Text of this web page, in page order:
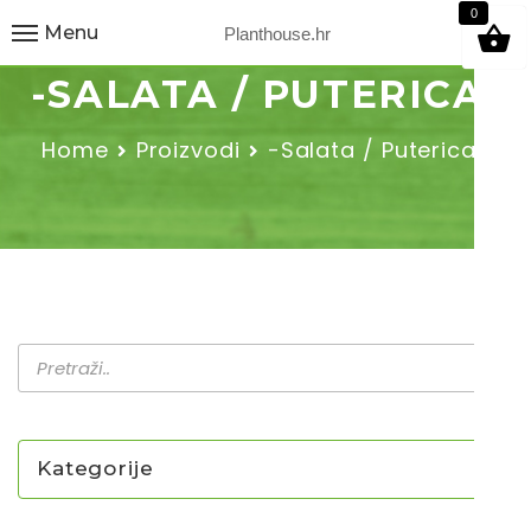
Planthouse.hr
Menu
9
-SALATA / PUTERICA-
Home Proizvodi -Salata / Puterica-
Kategorije
0